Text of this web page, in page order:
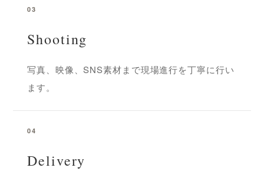
03
Shooting
写真、映像、SNS素材まで現場進行を丁寧に行い
ます。
04
Delivery